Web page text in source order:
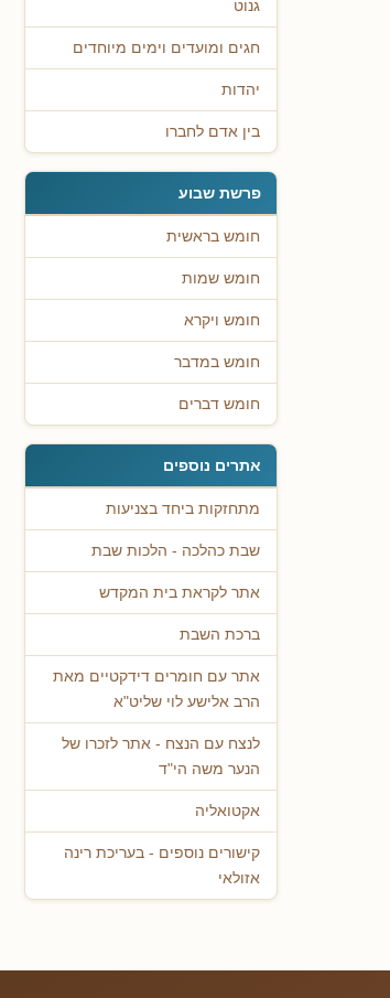
גנוט
חגים ומועדים וימים מיוחדים
יהדות
בין אדם לחברו
פרשת שבוע
חומש בראשית
חומש שמות
חומש ויקרא
חומש במדבר
חומש דברים
אתרים נוספים
מתחזקות ביחד בצניעות
שבת כהלכה - הלכות שבת
אתר לקראת בית המקדש
ברכת השבת
אתר עם חומרים דידקטיים מאת
הרב אלישע לוי שליט"א
לנצח עם הנצח - אתר לזכרו של
הנער משה הי"ד
אקטואליה
קישורים נוספים - בעריכת רינה
אזולאי